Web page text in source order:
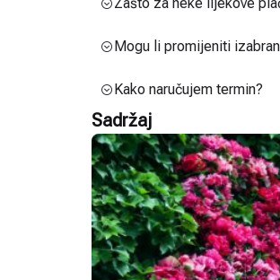
Zašto za neke lijekove
Mogu li promijeniti
Kako naručujem termin?
Sadržaj